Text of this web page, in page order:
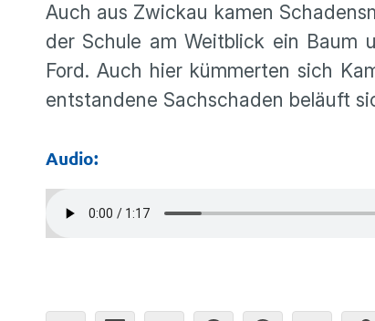
Auch aus Zwickau kamen
der Schule am Weitblick ein Baum
Ford. Auch hier kümmerten sich
entstandene Sachschaden beläuft
Audio: